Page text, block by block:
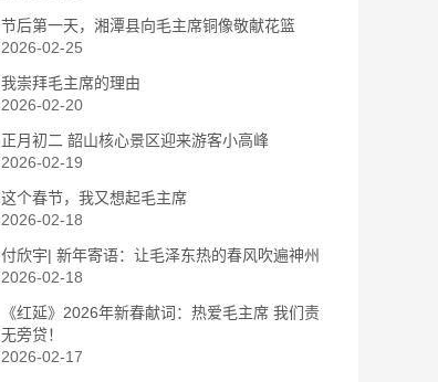
节后第一天，湘潭县向毛主席铜像敬献花篮
2026-02-25
我崇拜毛主席的理由
2026-02-20
正月初二 韶山核心景区迎来游客小高峰
2026-02-19
这个春节，我又想起毛主席
2026-02-18
付欣宇| 新年寄语：让毛泽东热的春风吹遍神州
2026-02-18
《红延》2026年新春献词：热爱毛主席 我们责
无旁贷！
2026-02-17